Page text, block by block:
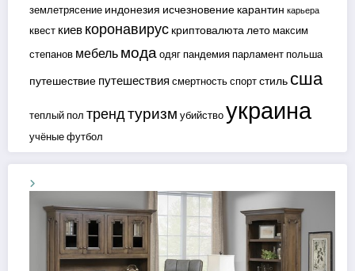
землетрясение индонезия исчезновение карантин карьера
квест киевкоронавирус криптовалюталетомаксим
степанов мебельмодаодягпандемияпарламентпольша
путешествие путешествия смертностьспортстиль сша
теплый пол трендтуризм убийствоукраина
учёныефутбол